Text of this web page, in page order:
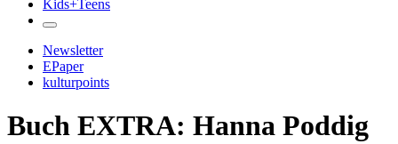
Kids+Teens
Newsletter
EPaper
kulturpoints
Buch EXTRA: Hanna Poddig